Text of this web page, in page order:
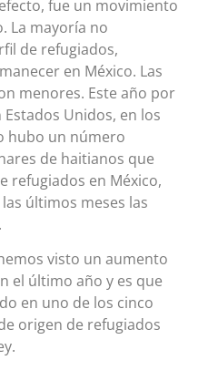
fue un movimiento
La mayoría no
de refugiados,
en México. Las
menores. Este año por
Unidos, en los
hubo un número
de haitianos que
refugiados en México,
últimos meses las
visto un aumento
el último año y es que
en uno de los cinco
origen de refugiados